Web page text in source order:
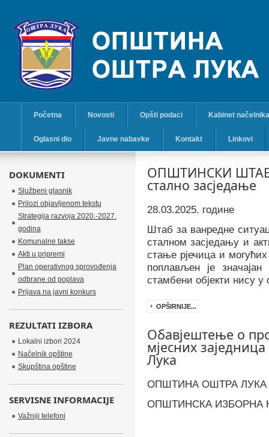
Početna Novosti Opšti podaci Kabinet načelnika
Oglasni dio Javne nabavke Kontakt Linkovi
ОПШТИНСКИ ШТАБ
стално засједање
28.03.2025. године
Штаб за ванредне
сталном засједању и
стање рјечицаи могућих
поплављен је
стамбени објекти нису у
OPŠIRNIJE...
Обавјештење о
мјесних
Лука
ОПШТИНА ОШТРА ЛУКА
ОПШТИНСКА ИЗБОРНА
DOKUMENTI
Službeni glasnik
Prilozi objavljenom tekstu
Strategija razvoja 2020.-2027.
godina
Komunalne takse
Akti u pripremi
Plan operativnog sprovođenja
odbrane od poplava
Prijava na javni konkurs
REZULTATI IZBORA
Lokalni izbori 2024
Načelnik opštine
Skupština opštine
SERVISNE INFORMACIJE
Važniji telefoni